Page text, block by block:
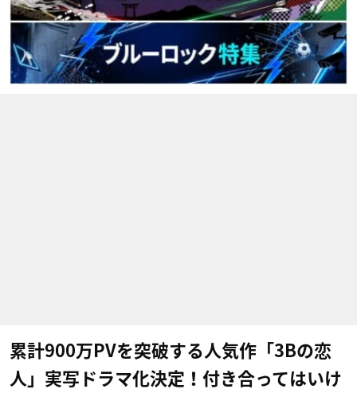
累計900万PVを突破する人気作「3Bの恋
人」実写ドラマ化決定！付き合ってはいけ